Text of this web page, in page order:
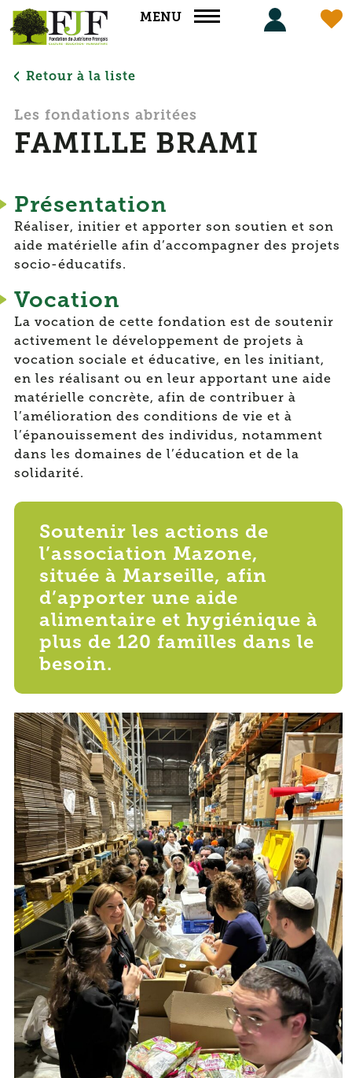
MENU
Retour à la liste
Les fondations abritées
FAMILLE BRAMI
Présentation
Réaliser, initier et apporter son soutien et son
aide matérielle afin d’accompagner des projets
socio-éducatifs.
Vocation
La vocation de cette fondation est de soutenir
activement le développement de projets à
vocation sociale et éducative, en les initiant,
en les réalisant ou en leur apportant une aide
matérielle concrète, afin de contribuer à
l’amélioration des conditions de vie et à
l’épanouissement des individus, notamment
dans les domaines de l’éducation et de la
solidarité.
Soutenir les actions de
l’association Mazone,
située à Marseille, afin
d’apporter une aide
alimentaire et hygiénique à
plus de 120 familles dans le
besoin.
Panneau de gestion des cookies